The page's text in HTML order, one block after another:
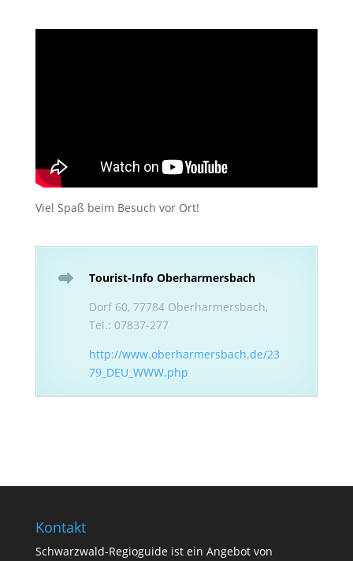
Viel Spaß beim Besuch vor Ort!
Tourist-Info Oberharmersbach
Dorf 60, 77784 Oberharmersbach,
Tel.: 07837-277
http://www.oberharmersbach.de/23
79_DEU_WWW.php
Kontakt
Schwarzwald-Regioguide ist ein Angebot von